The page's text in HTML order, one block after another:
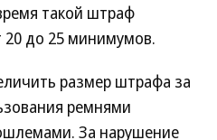
такой штраф
20 до 25 минимумов.
размер штрафа за
ремнями
За нарушение